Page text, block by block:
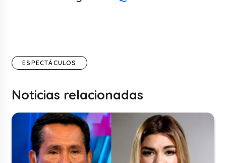
ESPECTÁCULOS
Noticias relacionadas